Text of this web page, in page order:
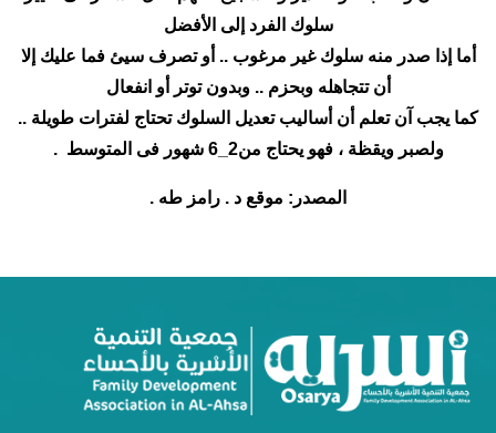
سلوك الفرد إلى الأفضل
أما إذا صدر منه سلوك غير مرغوب .. أو تصرف سيئ فما عليك إلا
أن تتجاهله وبحزم .. وبدون توتر أو انفعال
كما يجب آن تعلم أن أساليب تعديل السلوك تحتاج لفترات طويلة ..
ولصبر ويقظة ، فهو يحتاج من2_6 شهور فى المتوسط .
المصدر: موقع د . رامز طه .